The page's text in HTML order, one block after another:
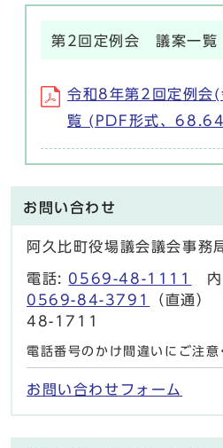
第2回定例会 議案一覧
令和8年第2回定例会
覧 (PDF形式、
お問い合わせ
阿久比町役場議会議会事務
電話: 0569-48-1111
内
0569-84-3791
（直通
48-1711
電話番号のかけ間違いにご注意
お問い合わせフォーム